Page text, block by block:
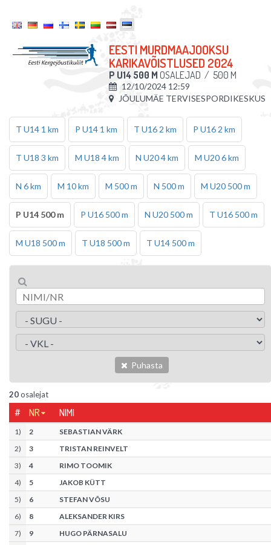
EESTI MURDMAAJOOKSU
KARIKAVÕISTLUSED 2024
P U14 500 M OSALEJAD / 500 M
12/10/2024 12:59
JÕULUMÄE TERVISESPORDIKESKUS
T U14 1 km P U14 1 km T U16 2 km P U16 2 km
T U18 3 km M U18 4 km N U20 4 km M U20 6 km
N 6 km M 10 km M 500 m N 500 m M U20 500 m
P U14 500 m P U16 500 m N U20 500 m T U16 500 m
M U18 500 m T U18 500 m T U14 500 m
Puhasta
20osalejat
# NR NIMI
1) 2
SEBASTIAN VÄRK
2) 3
TRISTAN REINVELT
3) 4
RIMO TOOMIK
4) 5
JAKOB KÜTT
5) 6
STEFAN VÕSU
6) 8
ALEKSANDER KIRS
7) 9
HUGO PÄRNASALU